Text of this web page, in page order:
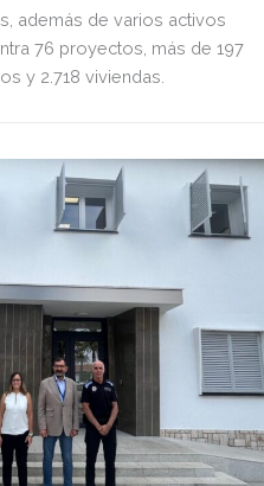
además de varios activos
76 proyectos, más de 197
y 2.718 viviendas.